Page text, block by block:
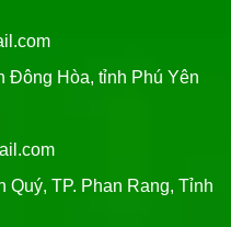
Đông Hòa, tỉnh Phú Yên
Quý, TP. Phan Rang, Tỉnh